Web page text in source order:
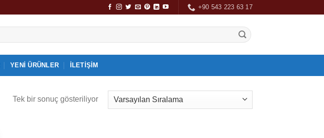
+90 543 223 63 17
YENI ÜRÜNLER İLETIŞIM
Tek bir sonuç gösteriliyor